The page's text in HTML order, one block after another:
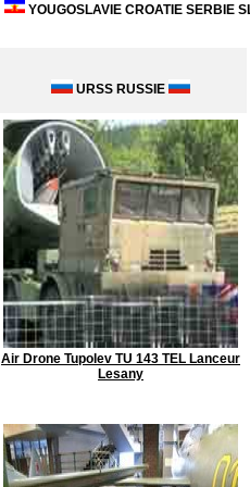
YOUGOSLAVIE CROATIE SERBIE
URSS RUSSIE
Air Drone Tupolev TU 143 TEL Lanceur
Lesany